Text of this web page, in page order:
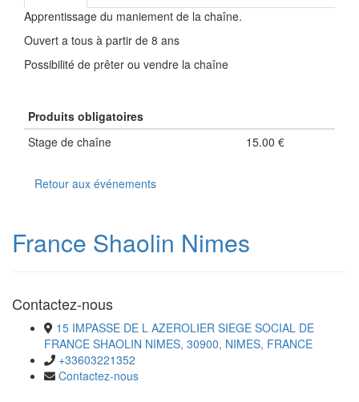
Apprentissage du maniement de la chaîne.
Ouvert a tous à partir de 8 ans
Possibilité de prêter ou vendre la chaîne
Produits obligatoires
Stage de chaîne
15.00 €
Retour aux événements
France Shaolin Nimes
Contactez-nous
15 IMPASSE DE L AZEROLIER SIEGE SOCIAL DE
FRANCE SHAOLIN NIMES, 30900, NIMES, FRANCE
+33603221352
Contactez-nous